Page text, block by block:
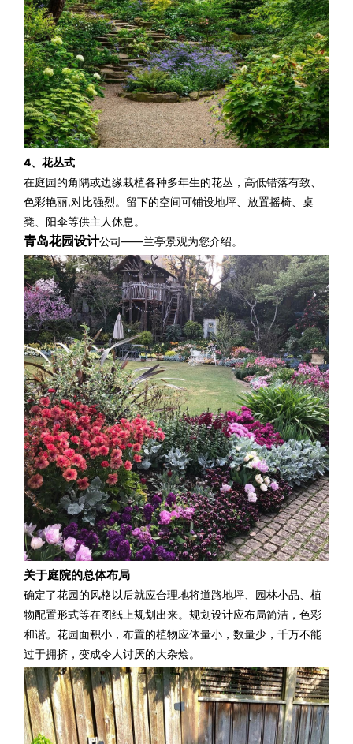
4、花丛式
在庭园的角隅或边缘栽植各种多年生的花丛，高低错落有致、
色彩艳丽,对比强烈。留下的空间可铺设地坪、放置摇椅、桌
凳、阳伞等供主人休息。
青岛花园设计公司——兰亭景观为您介绍。
关于庭院的总体布局
确定了花园的风格以后就应合理地将道路地坪、园林小品、 植
物配置形式等在图纸上规划出来。 规划设计应布局简洁，色彩
和谐。 花园面积小，布置的植物应体量小，数量少， 千万不能
过于拥挤， 变成令人讨厌的大杂烩。